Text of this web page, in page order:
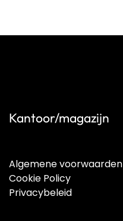
Kantoor/magazijn
Algemene voorwaarden
Cookie Policy
Privacybeleid